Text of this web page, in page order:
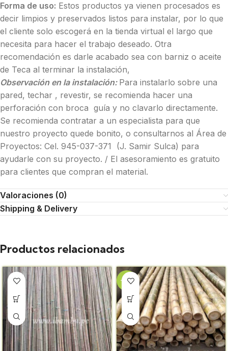
Forma de uso: Estos productos ya vienen procesados es
decir limpios y preservados listos para instalar, por lo que
el cliente solo escogerá en la tienda virtual el largo que
necesita para hacer el trabajo deseado. Otra
recomendación es darle acabado sea con barniz o aceite
de Teca al terminar la instalación,
Observación en la instalación: Para instalarlo sobre una
pared, techar , revestir, se recomienda hacer una
perforación con broca guía y no clavarlo directamente.
Se recomienda contratar a un especialista para que
nuestro proyecto quede bonito, o consultarnos al Área de
Proyectos: Cel. 945-037-371 (J. Samir Sulca) para
ayudarle con su proyecto. / El asesoramiento es gratuito
para clientes que compran el material.
Valoraciones (0)
Shipping & Delivery
Productos relacionados
-13%